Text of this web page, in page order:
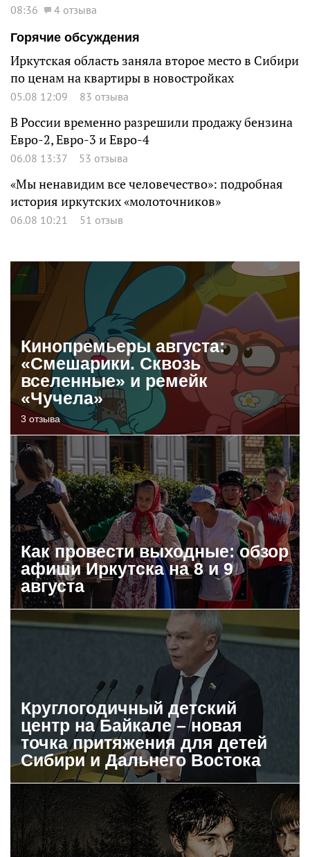
08:36
4 отзыва
Горячие обсуждения
Иркутская область заняла второе место в Сибири
по ценам на квартиры в новостройках
05.08 12:09 83 отзыва
В России временно разрешили продажу бензина
Евро-2, Евро-3 и Евро-4
06.08 13:37 53 отзыва
«Мы ненавидим все человечество»: подробная
история иркутских «молоточников»
06.08 10:21 51 отзыв
Кинопремьеры августа:
«Смешарики. Сквозь
вселенные» и ремейк
«Чучела»
3 отзыва
Как провести выходные: обзор
афиши Иркутска на 8 и 9
августа
Круглогодичный детский
центр на Байкале – новая
точка притяжения для детей
Сибири и Дальнего Востока